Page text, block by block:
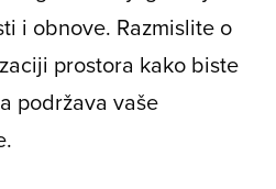
i obnove. Razmislite o
prostora kako biste
podržava vaše